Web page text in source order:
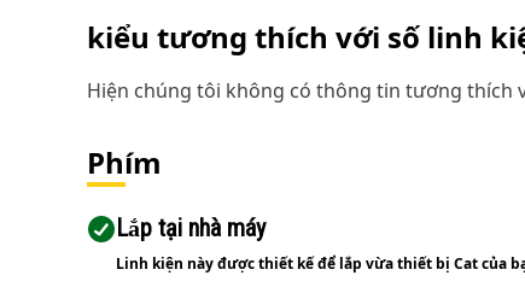
kiểu tương thích với số linh
Hiện chúng tôi không có thông tin tương thích
Phím
Lắp tại nhà máy
Linh kiện này được thiết kế để lắp vừa thiết bị Cat của